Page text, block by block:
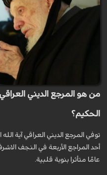
من هو المرجع الديني
الحكيم؟
توفي المرجع الديني العراقي آية
عامًا متأثرا بنوبة قلبية.